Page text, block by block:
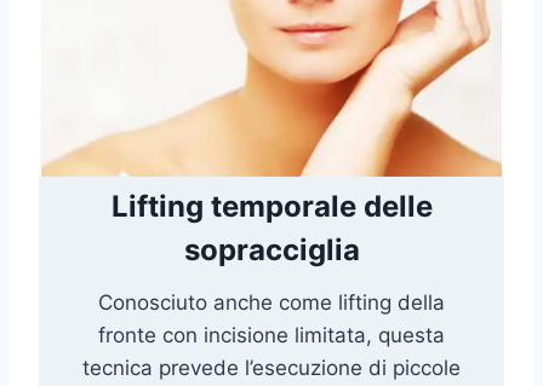
Lifting temporale delle
sopracciglia
Conosciuto anche come lifting della
fronte con incisione limitata, questa
tecnica prevede l’esecuzione di piccole